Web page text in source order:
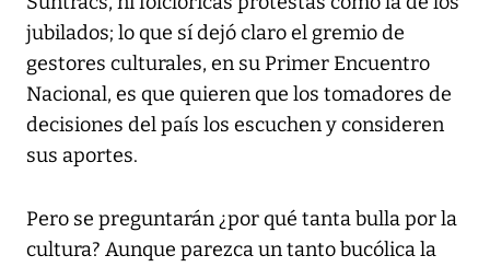
jubilados; lo que sí dejó claro el gremio de
gestores culturales, en su Primer Encuentro
Nacional, es que quieren que los tomadores de
decisiones del país los escuchen y consideren
sus aportes.
Pero se preguntarán ¿por qué tanta bulla por la
cultura? Aunque parezca un tanto bucólica la